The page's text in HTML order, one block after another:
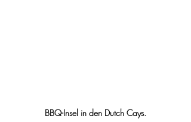
BBQ-Insel in den Dutch Cays.